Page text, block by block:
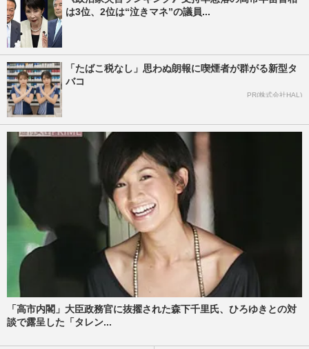
は3位、2位は“泣きマネ”の議員...
「たばこ税なし」思わぬ朗報に喫煙者が群がる新型タ
バコ
PR(株式会社HAL)
「高市内閣」大臣政務官に抜擢された森下千里氏、ひろゆきとの対
談で露呈した「タレン...